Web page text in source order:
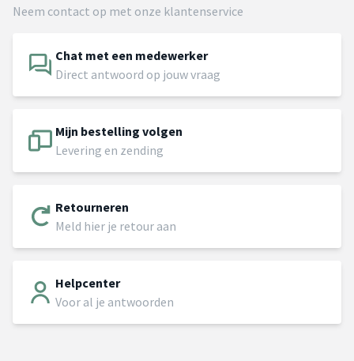
Neem contact op met onze klantenservice
Chat met een medewerker
Direct antwoord op jouw vraag
Mijn bestelling volgen
Levering en zending
Retourneren
Meld hier je retour aan
Helpcenter
Voor al je antwoorden